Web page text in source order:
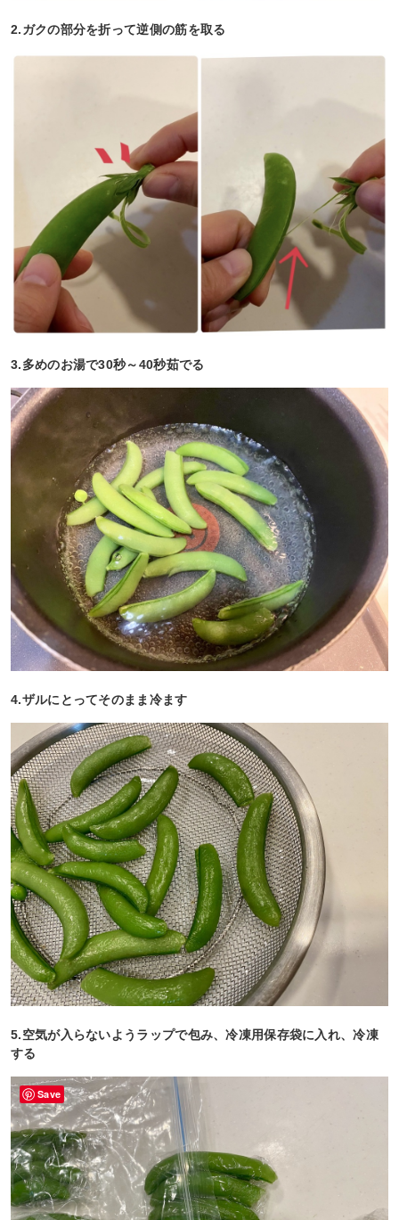
2.ガクの部分を折って逆側の筋を取る
3.多めのお湯で30秒～40秒茹でる
4.ザルにとってそのまま冷ます
5.空気が入らないようラップで包み、冷凍用保存袋に入れ、冷凍
する
Save